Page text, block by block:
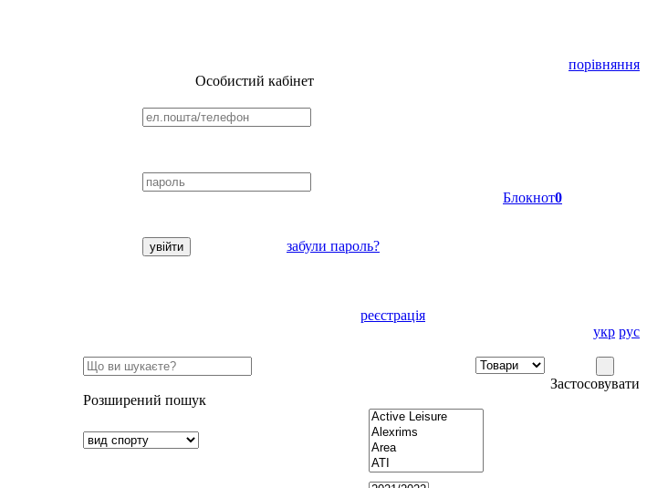
порівняння
Особистий кабінет
забули пароль?
реєстрація
Блокнот0
укр рус
Застосовувати
Розширений пошук